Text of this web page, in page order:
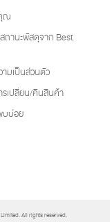
ณ
ถานะพัสดุจาก Best
ามเป็นส่วนตัว
รเปลี่ยน/คืนสินค้า
บบ่อย
All rights reserved.